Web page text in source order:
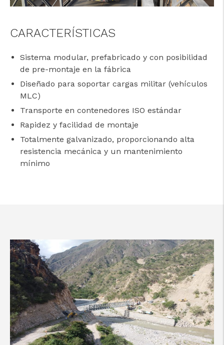
CARACTERÍSTICAS
Sistema modular, prefabricado y con posibilidad
de pre-montaje en la fábrica
Diseñado para soportar cargas militar (vehículos
MLC)
Transporte en contenedores ISO estándar
Rapidez y facilidad de montaje
Totalmente galvanizado, proporcionando alta
resistencia mecánica y un mantenimiento
mínimo
www.consumidor.pt